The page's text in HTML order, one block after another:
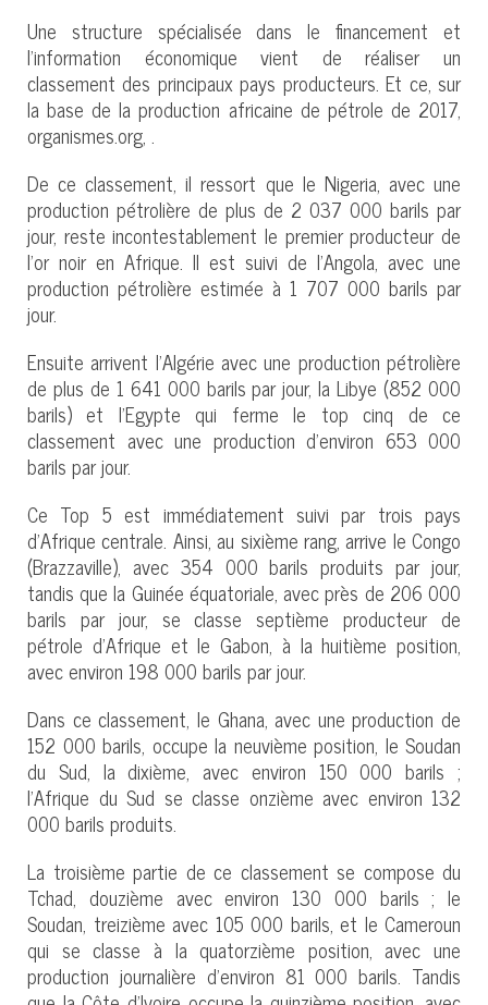
Une structure spécialisée dans le financement et
l’information économique vient de réaliser un
classement des principaux pays producteurs. Et ce, sur
la base de la production africaine de pétrole de 2017,
organismes.org, .
De ce classement, il ressort que le Nigeria, avec une
production pétrolière de plus de 2 037 000 barils par
jour, reste incontestablement le premier producteur de
l’or noir en Afrique. Il est suivi de l’Angola, avec une
production pétrolière estimée à 1 707 000 barils par
jour.
Ensuite arrivent l’Algérie avec une production pétrolière
de plus de 1 641 000 barils par jour, la Libye (852 000
barils) et l’Egypte qui ferme le top cinq de ce
classement avec une production d’environ 653 000
barils par jour.
Ce Top 5 est immédiatement suivi par trois pays
d’Afrique centrale. Ainsi, au sixième rang, arrive le Congo
(Brazzaville), avec 354 000 barils produits par jour,
tandis que la Guinée équatoriale, avec près de 206 000
barils par jour, se classe septième producteur de
pétrole d’Afrique et le Gabon, à la huitième position,
avec environ 198 000 barils par jour.
Dans ce classement, le Ghana, avec une production de
152 000 barils, occupe la neuvième position, le Soudan
du Sud, la dixième, avec environ 150 000 barils ;
l’Afrique du Sud se classe onzième avec environ 132
000 barils produits.
La troisième partie de ce classement se compose du
Tchad, douzième avec environ 130 000 barils ; le
Soudan, treizième avec 105 000 barils, et le Cameroun
qui se classe à la quatorzième position, avec une
production journalière d’environ 81 000 barils. Tandis